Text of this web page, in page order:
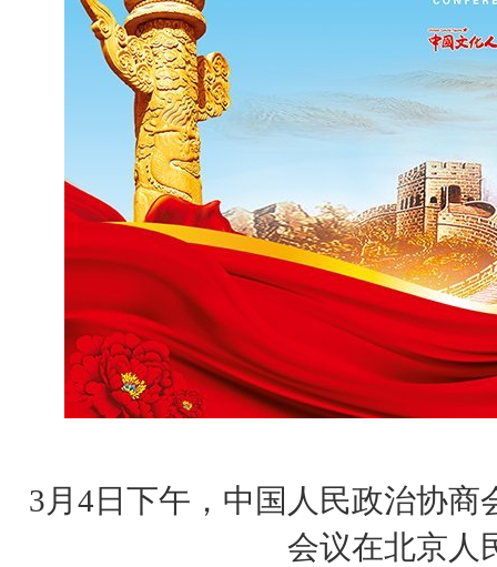
3月4日下午，中国人民政治协
会议在北京人